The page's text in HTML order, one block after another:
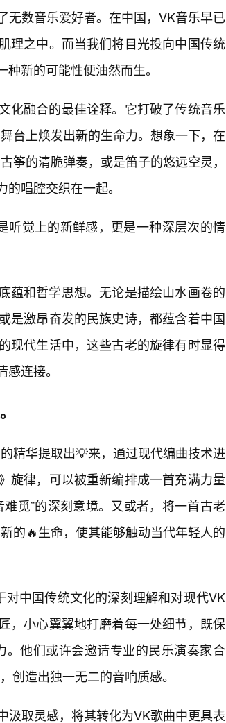
无数音乐爱好者。在中国，VK音乐早已
理之中。而当我们将目光投向中国传统
新的可能性便油然而生。
化融合的最佳诠释。它打破了传统音乐
台上焕发出新的生命力。想象一下，在
筝的清脆弹奏，或是笛子的悠远空灵，
唱腔交织在一起。
听觉上的新鲜感，更是一种深层次的情
蕴和哲学思想。无论是描绘山水画卷的
是激昂奋发的民族史诗，都蕴含着中国
现代生活中，这些古老的旋律有时显得
连接。
精华提取出💡来，通过现代编曲技术进
旋律，可以被重新编排成一首充满力量
觅”的深刻意境。又或者，将一首古老
的🔥生命，使其能够触动当代年轻人的
对中国传统文化的深刻理解和对现代VK
，小心翼翼地打磨着每一处细节，既保
他们或许会邀请专业的民乐演奏家合
创造出独一无二的音响质感。
汲取灵感，将其转化为VK歌曲中更具表